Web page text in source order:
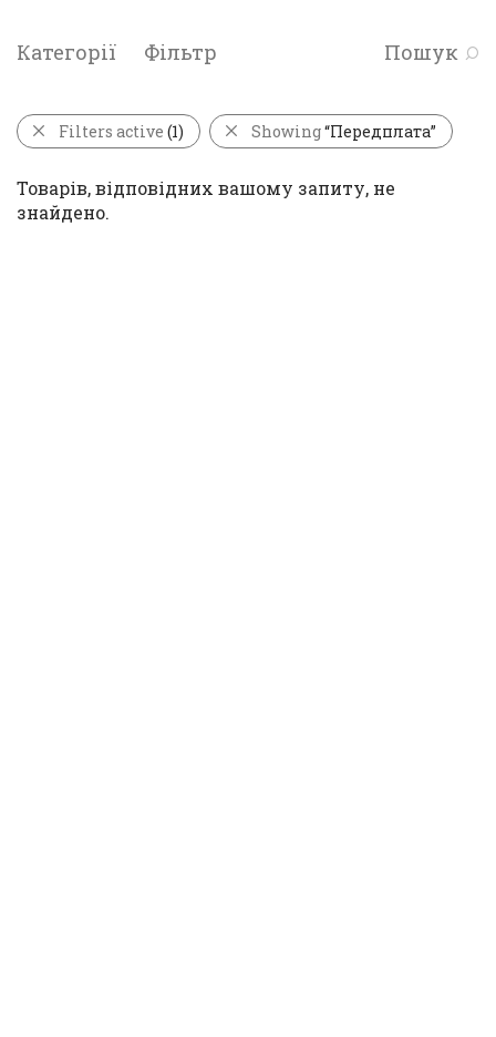
Категорії Фільтр Пошук
Filters active (1) Showing“Передплата”
Товарів, відповідних вашому запиту, не
знайдено.